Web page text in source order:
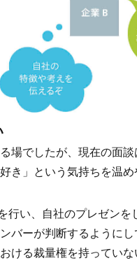
場でしたが、現在の面
き」という気持ちを温
行い、自社のプレゼン
バーが判断するように
ける裁量権を持ってい